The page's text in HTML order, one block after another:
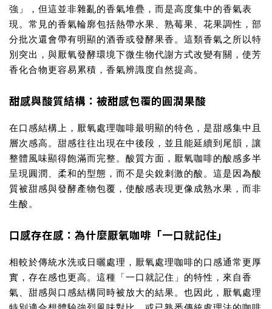
強」，但這並非雜亂的香氣堆疊，而是高度集中的香氣表
現。常見的香氣輪廓包括熱帶水果、熟莓果、花果調性，部
分批次還會帶有明顯的酒香或發酵果香。這類香氣之所以特
別突出，與厭氧發酵環境下微生物代謝方式改變有關，使芳
香化合物更容易累積，香氣辨識度自然提高。
甜感與酸質結構：被甜感包覆的圓潤果酸
在口感結構上，厭氧處理咖啡最明顯的特色，是甜感集中且
層次感高。甜感往往出現在中後段，並且能延續到尾韻，讓
整體風味顯得飽滿而完整。酸質方面，厭氧咖啡的酸感多半
呈現圓潤、柔和的型態，而不是尖銳刺激的酸。這是因為酸
質被甜感與發酵產物包覆，使酸感表現更像成熟水果，而非
生酸。
口感存在感：為什麼厭氧咖啡「一口就記住」
相較於傳統水洗或日曬處理，厭氧處理咖啡的口感通常更厚
實，存在感也更高。這種「一口就記住」的特性，來自香
氣、甜感與口感結構同時被放大的結果。也因此，厭氧處理